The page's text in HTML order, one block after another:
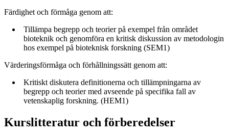
Färdighet och förmåga genom att:
Tillämpa begrepp och teorier på exempel från området
bioteknik och genomföra en kritisk diskussion av metodologin
hos exempel på bioteknisk forskning (SEM1)
Värderingsförmåga och förhållningssätt genom att:
Kritiskt diskutera definitionerna och tillämpningarna av
begrepp och teorier med avseende på specifika fall av
vetenskaplig forskning. (HEM1)
Kurslitteratur och förberedelser